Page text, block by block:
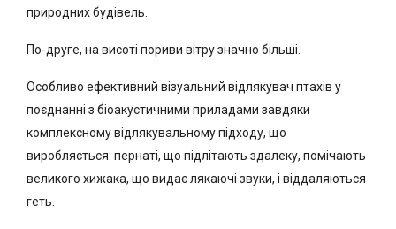
природних будівель.
По-друге, на висоті пориви вітру значно більші.
Особливо ефективний візуальний відлякувач птахів у
поєднанні з біоакустичними приладами завдяки
комплексному відлякувальному підходу, що
виробляється: пернаті, що підлітають здалеку, помічають
великого хижака, що видає лякаючі звуки, і віддаляються
геть.